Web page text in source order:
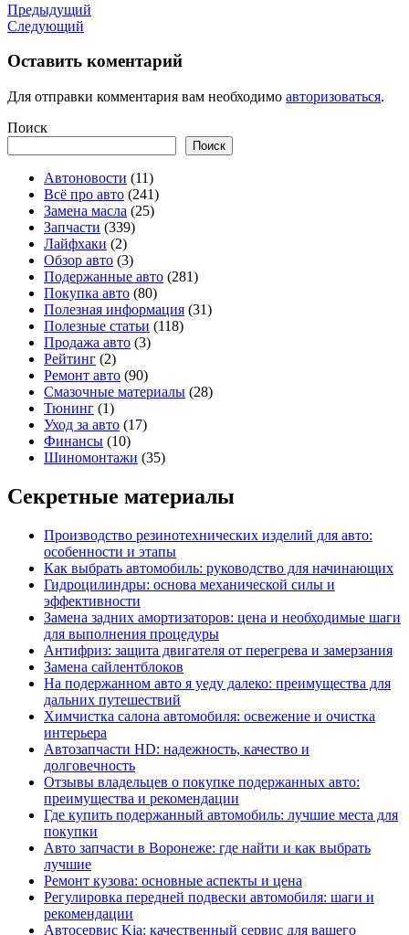
Предыдущий
Следующий
Оставить коментарий
Для отправки комментария вам необходимо авторизоваться.
Поиск
Поиск
Автоновости (11)
Всё про авто (241)
Замена масла (25)
Запчасти (339)
Лайфхаки (2)
Обзор авто (3)
Подержанные авто (281)
Покупка авто (80)
Полезная информация (31)
Полезные статьи (118)
Продажа авто (3)
Рейтинг (2)
Ремонт авто (90)
Смазочные материалы (28)
Тюнинг (1)
Уход за авто (17)
Финансы (10)
Шиномонтажи (35)
Секретные материалы
Производство резинотехнических изделий для авто:
особенности и этапы
Как выбрать автомобиль: руководство для начинающих
Гидроцилиндры: основа механической силы и
эффективности
Замена задних амортизаторов: цена и необходимые шаги
для выполнения процедуры
Антифриз: защита двигателя от перегрева и замерзания
Замена сайлентблоков
На подержанном авто я уеду далеко: преимущества для
дальних путешествий
Химчистка салона автомобиля: освежение и очистка
интерьера
Автозапчасти HD: надежность, качество и
долговечность
Отзывы владельцев о покупке подержанных авто:
преимущества и рекомендации
Где купить подержанный автомобиль: лучшие места для
покупки
Авто запчасти в Воронеже: где найти и как выбрать
лучшие
Ремонт кузова: основные аспекты и цена
Регулировка передней подвески автомобиля: шаги и
рекомендации
Автосервис Kia: качественный сервис для вашего